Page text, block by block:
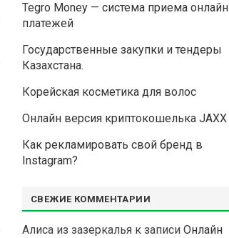
Tegro Money — система приема онлайн
платежей
Государственные закупки и тендеры
Казахстана.
Корейская косметика для волос
Онлайн версия криптокошелька JAXX
Как рекламировать свой бренд в
Instagram?
СВЕЖИЕ КОММЕНТАРИИ
Алиса из зазеркалья к записи Онлайн